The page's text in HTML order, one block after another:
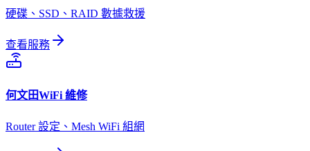
硬碟、SSD、RAID 數據救援
查看服務
何文田WiFi 維修
Router 設定、Mesh WiFi 組網